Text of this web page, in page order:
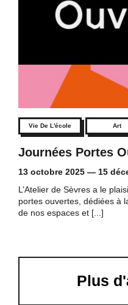
Vie De L'école Art
Journées Portes
13 octobre 2025 — 15
L’Atelier de Sèvres a le
portes ouvertes, dédiées à
de nos espaces et [...]
Plus